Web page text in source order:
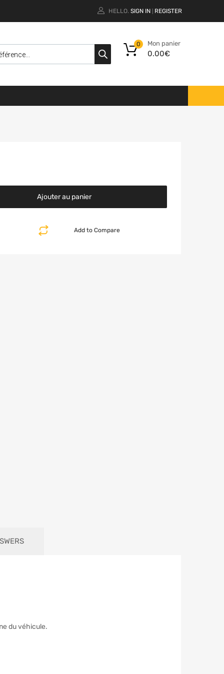
HELLO. SIGN IN REGISTER
Mon panier
0.00€
0
Ajouter au panier
Add to Compare
du véhicule.